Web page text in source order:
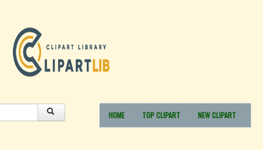
HOME TOP CLIPART NEW CLIPART